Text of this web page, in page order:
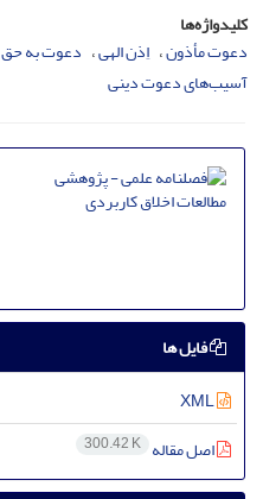
کلیدواژه‌ها
دعوت مأذون اِذن الهی دعوت به حق
آسیب‌های دعوت دینی
فایل ها
اصل مقاله 300.42 K